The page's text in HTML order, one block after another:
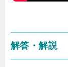
解答・解説